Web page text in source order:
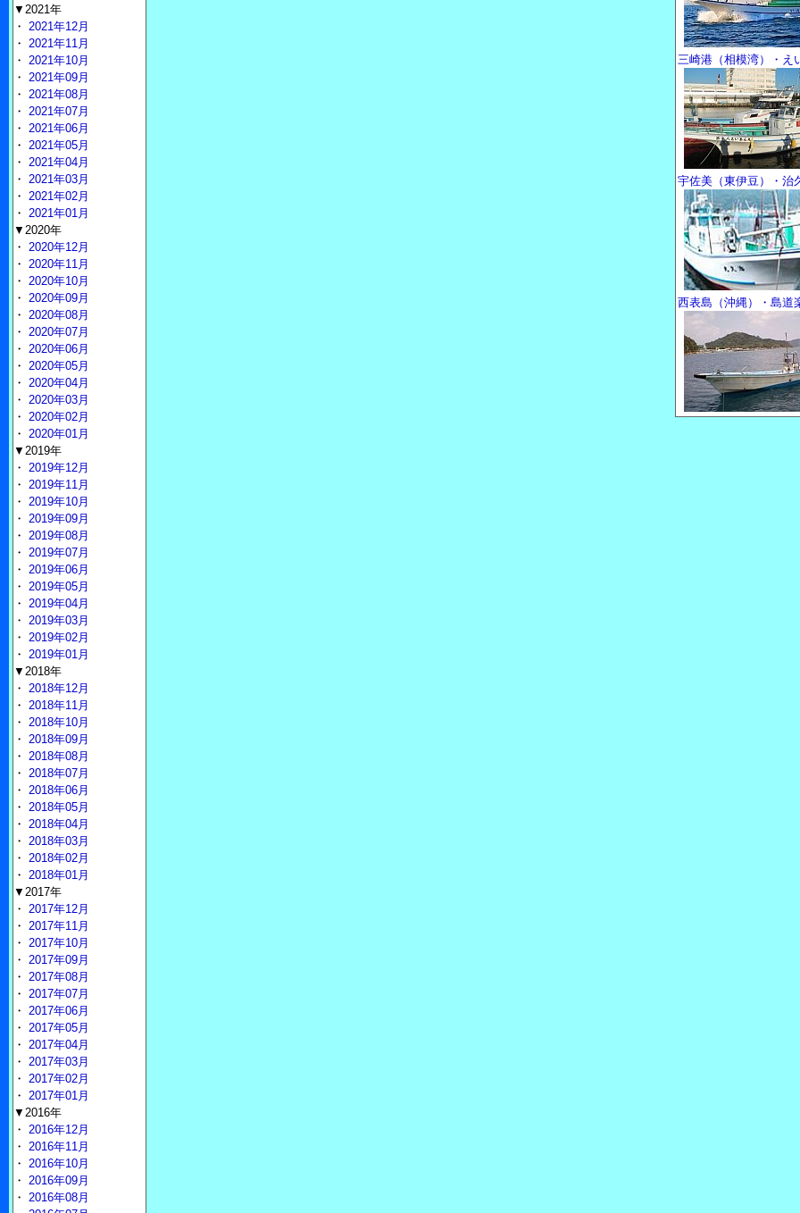
▼2021年
・ 2021年12月
・ 2021年11月
・ 2021年10月
・ 2021年09月
・ 2021年08月
・ 2021年07月
・ 2021年06月
・ 2021年05月
・ 2021年04月
・ 2021年03月
・ 2021年02月
・ 2021年01月
▼2020年
・ 2020年12月
・ 2020年11月
・ 2020年10月
・ 2020年09月
・ 2020年08月
・ 2020年07月
・ 2020年06月
・ 2020年05月
・ 2020年04月
・ 2020年03月
・ 2020年02月
・ 2020年01月
▼2019年
・ 2019年12月
・ 2019年11月
・ 2019年10月
・ 2019年09月
・ 2019年08月
・ 2019年07月
・ 2019年06月
・ 2019年05月
・ 2019年04月
・ 2019年03月
・ 2019年02月
・ 2019年01月
▼2018年
・ 2018年12月
・ 2018年11月
・ 2018年10月
・ 2018年09月
・ 2018年08月
・ 2018年07月
・ 2018年06月
・ 2018年05月
・ 2018年04月
・ 2018年03月
・ 2018年02月
・ 2018年01月
▼2017年
・ 2017年12月
・ 2017年11月
・ 2017年10月
・ 2017年09月
・ 2017年08月
・ 2017年07月
・ 2017年06月
・ 2017年05月
・ 2017年04月
・ 2017年03月
・ 2017年02月
・ 2017年01月
▼2016年
・ 2016年12月
・ 2016年11月
・ 2016年10月
・ 2016年09月
・ 2016年08月
三崎港（相模湾）・え
宇佐美（東伊豆）・治
西表島（沖縄）・島道